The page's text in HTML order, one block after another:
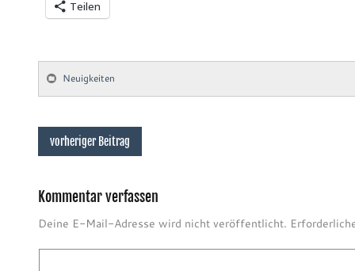
Teilen
Neuigkeiten
vorheriger Beitrag
Kommentar verfassen
Deine E-Mail-Adresse wird nicht veröffentlicht.